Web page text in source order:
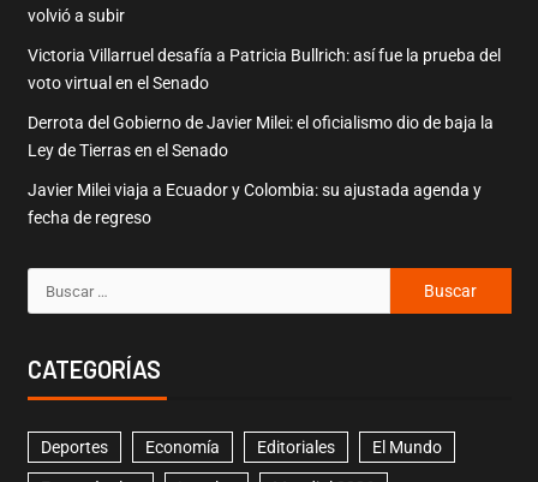
volvió a subir
Victoria Villarruel desafía a Patricia Bullrich: así fue la prueba del
voto virtual en el Senado
Derrota del Gobierno de Javier Milei: el oficialismo dio de baja la
Ley de Tierras en el Senado
Javier Milei viaja a Ecuador y Colombia: su ajustada agenda y
fecha de regreso
CATEGORÍAS
Deportes Economía Editoriales El Mundo